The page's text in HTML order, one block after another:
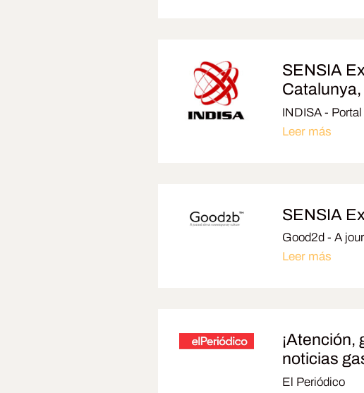
SENSIA
INDISA -
Leer más
SENSIA
Good2d - A
Leer más
¡Atención,
noticias
El Periódico